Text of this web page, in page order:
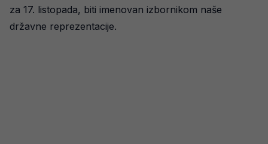
za 17. listopada, biti imenovan izbornikom naše
državne reprezentacije.